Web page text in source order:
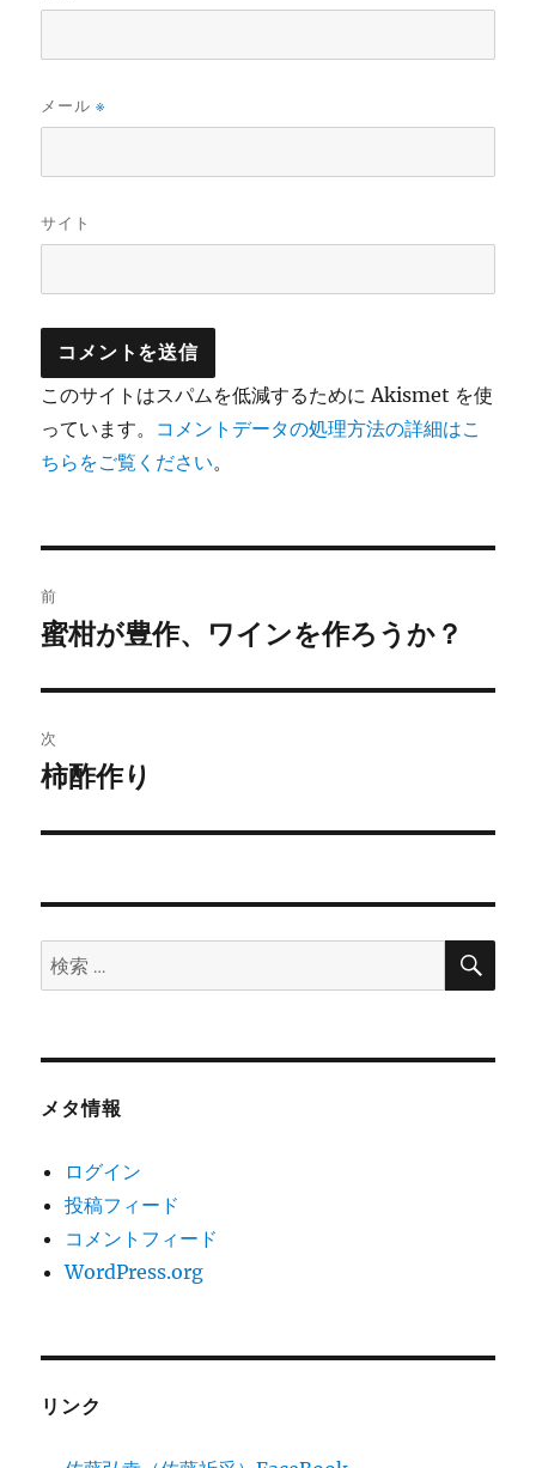
メール※
サイト
このサイトはスパムを低減するために Akismet を使
っています。 コメントデータの処理方法の詳細はこ
ちらをご覧ください。
稿
ビ
ゲ
ー
ン
前
前
投
稿:
蜜柑が豊作、ワインを作ろうか？
次
次
投
柿酢作り
検
索:
検
メタ情報
ログイン
投稿フィード
コメントフィード
WordPress.org
リンク